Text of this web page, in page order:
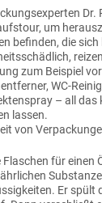
um
befinden, die
zum Beispiel
WC-
– all
lassen.
von
für
Er spült